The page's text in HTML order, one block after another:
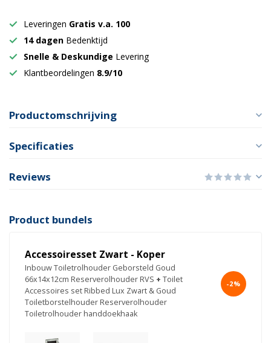
Leveringen Gratis v.a. 100
14 dagen Bedenktijd
Snelle & Deskundige Levering
Klantbeordelingen 8.9/10
Productomschrijving
Specificaties
Reviews
Product bundels
Accessoiresset Zwart - Koper
Inbouw Toiletrolhouder Geborsteld Goud
66x14x12cm Reserverolhouder RVS + Toilet
Accessoires set Ribbed Lux Zwart & Goud
Toiletborstelhouder Reserverolhouder
Toiletrolhouder handdoekhaak
-2%